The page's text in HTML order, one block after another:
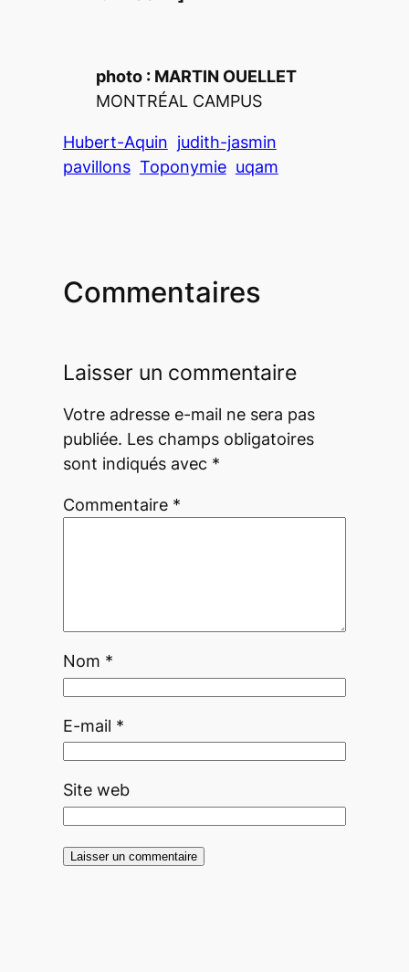
photo : MARTIN OUELLET
MONTRÉAL CAMPUS
Hubert-Aquin judith-jasmin
pavillons Toponymie uqam
Commentaires
Laisser un commentaire
Votre adresse e-mail ne sera pas
publiée. Les champs obligatoires
sont indiqués avec *
Commentaire *
Nom *
E-mail *
Site web